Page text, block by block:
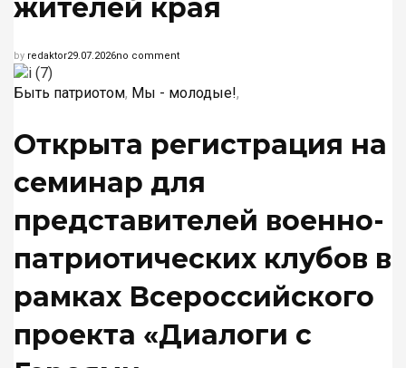
жителей края
by redaktor29.07.2026no comment
Быть патриотом, Мы - молодые!,
Открыта регистрация на
семинар для
представителей военно-
патриотических клубов в
рамках Всероссийского
проекта «Диалоги с